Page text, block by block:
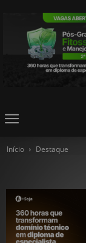
Início Destaque